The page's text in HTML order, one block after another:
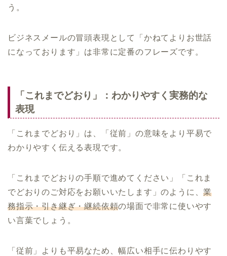
う。
ビジネスメールの冒頭表現として「かねてよりお世話
になっております」は非常に定番のフレーズです。
「これまでどおり」：わかりやすく実務的な
表現
「これまでどおり」は、「従前」の意味をより平易で
わかりやすく伝える表現です。
「これまでどおりの手順で進めてください」「これま
でどおりのご対応をお願いいたします」のように、業
務指示・引き継ぎ・継続依頼の場面で非常に使いやす
い言葉でしょう。
「従前」よりも平易なため、幅広い相手に伝わりやす